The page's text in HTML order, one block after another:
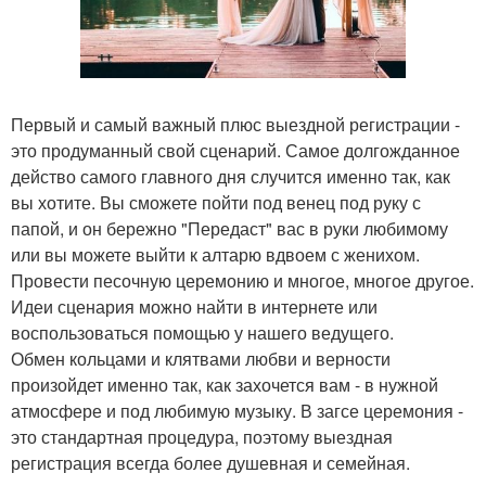
Первый и самый важный плюс выездной регистрации -
это продуманный свой сценарий. Самое долгожданное
действо самого главного дня случится именно так, как
вы хотите. Вы сможете пойти под венец под руку с
папой, и он бережно "Передаст" вас в руки любимому
или вы можете выйти к алтарю вдвоем с женихом.
Провести песочную церемонию и многое, многое другое.
Идеи сценария можно найти в интернете или
воспользоваться помощью у нашего ведущего.
Обмен кольцами и клятвами любви и верности
произойдет именно так, как захочется вам - в нужной
атмосфере и под любимую музыку. В загсе церемония -
это стандартная процедура, поэтому выездная
регистрация всегда более душевная и семейная.